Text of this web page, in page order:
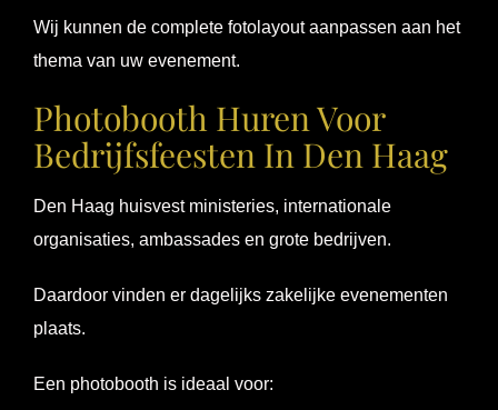
Wij kunnen de complete fotolayout aanpassen aan het
thema van uw evenement.
Photobooth Huren Voor
Bedrijfsfeesten In Den Haag
Den Haag huisvest ministeries, internationale
organisaties, ambassades en grote bedrijven.
Daardoor vinden er dagelijks zakelijke evenementen
plaats.
Een photobooth is ideaal voor: